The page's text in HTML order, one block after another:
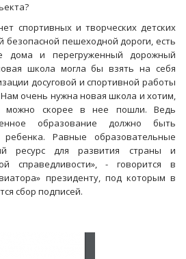
спортивных и творческих детских
безопасной пешеходной дороги, есть
дома и перегруженный дорожный
школа могла бы взять на себя
досуговой и спортивной работы
очень нужна новая школа и хотим,
скорее в нее пошли. Ведь
образование должно быть
Равные образовательные
ресурс для развития страны и
справедливости», - говорится в
президенту, под которым в
сбор подписей.